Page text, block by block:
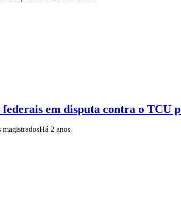
em disputa contra o TCU
magistradosHá 2 anos